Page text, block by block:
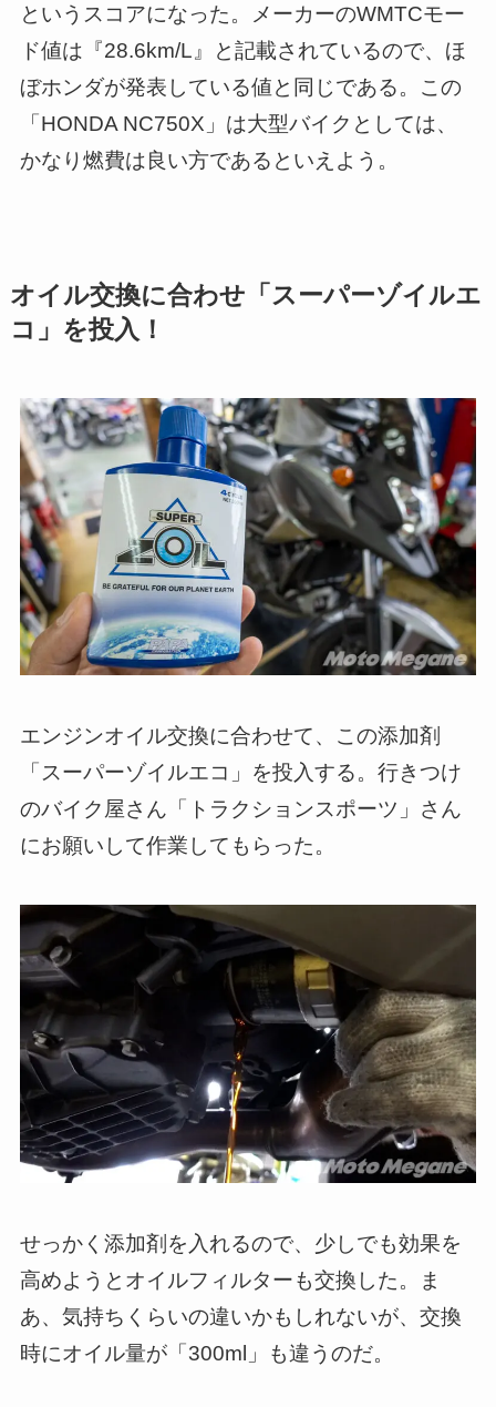
というスコアになった。メーカーのWMTCモー
ド値は『28.6km/L』と記載されているので、ほ
ぼホンダが発表している値と同じである。この
「HONDA NC750X」は大型バイクとしては、
かなり燃費は良い方であるといえよう。
オイル交換に合わせ「スーパーゾイルエ
コ」を投入！
エンジンオイル交換に合わせて、この添加剤
「スーパーゾイルエコ」を投入する。行きつけ
のバイク屋さん「トラクションスポーツ」さん
にお願いして作業してもらった。
せっかく添加剤を入れるので、少しでも効果を
高めようとオイルフィルターも交換した。ま
あ、気持ちくらいの違いかもしれないが、交換
時にオイル量が「300ml」も違うのだ。